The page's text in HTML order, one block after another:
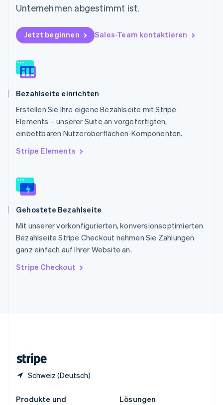
Unternehmen abgestimmt ist.
Jetzt beginnen Sales-Team kontaktieren
Bezahlseite einrichten
Erstellen Sie Ihre eigene Bezahlseite mit Stripe
Elements – unserer Suite an vorgefertigten,
einbettbaren Nutzeroberflächen-Komponenten.
Stripe Elements
Gehostete Bezahlseite
Mit unserer vorkonfigurierten, konversionsoptimierten
Bezahlseite Stripe Checkout nehmen Sie Zahlungen
ganz einfach auf Ihrer Website an.
Stripe Checkout
Schweiz (Deutsch)
Polen
Portugal
PortuguêsEnglish
Rumänien
Schweden
Svenska
DeutschFrançaisItaliano
Singapur
Slowakei
English
Slowenien
China
English
Español English
ไทย English
Tschechische Republik
English
English
Produkte und
Lösungen